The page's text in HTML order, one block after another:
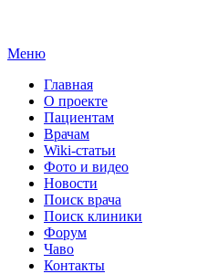
Меню
Главная
О проекте
Пациентам
Врачам
Wiki-статьи
Фото и видео
Новости
Поиск врача
Поиск клиники
Форум
Чаво
Контакты